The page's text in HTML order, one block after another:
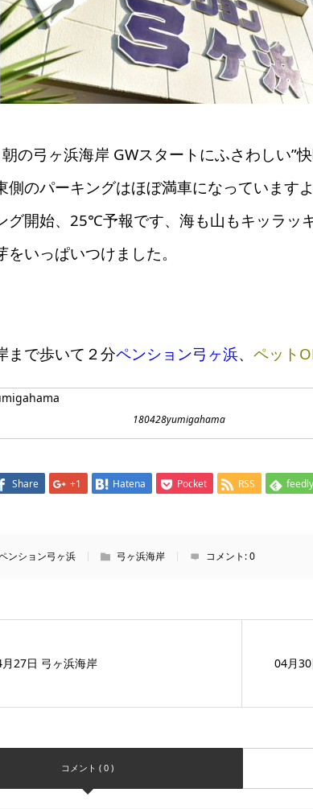
の弓ヶ浜海岸 GWスタートにふさわしい”
側のパーキングはほぼ満車になっています
グ開始、25℃予報です、海も山もキッラッ
をいっぱいつけました。
まで歩いて２分ペンション弓ヶ浜、 ペット
180428yumigahama
Share +1 Hatena Pocket RSS feedly
ンション弓ヶ浜 弓ヶ浜海岸 コメント:0
27日 弓ヶ浜海岸 04月
コメント ( 0 )